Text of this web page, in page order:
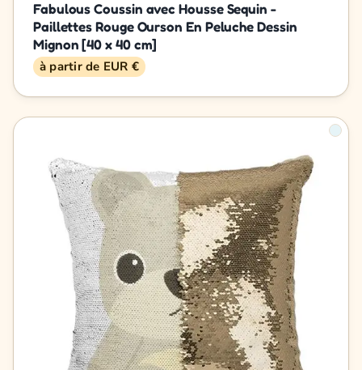
Fabulous Coussin avec Housse Sequin -
Paillettes Rouge Ourson En Peluche Dessin
Mignon [40 x 40 cm]
à partir de EUR €